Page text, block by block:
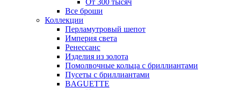
От 300 тысяч
Все броши
Коллекции
Перламутровый шепот
Империя света
Ренессанс
Изделия из золота
Помолвочные кольца с бриллиантами
Пусеты с бриллиантами
BAGUETTE